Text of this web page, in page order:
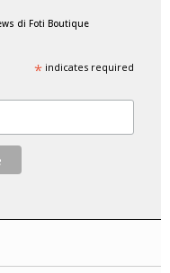
di Foti Boutique
*indicates required